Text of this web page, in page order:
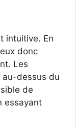
intuitive. En
donc
Les
au-dessus du
de
essayant